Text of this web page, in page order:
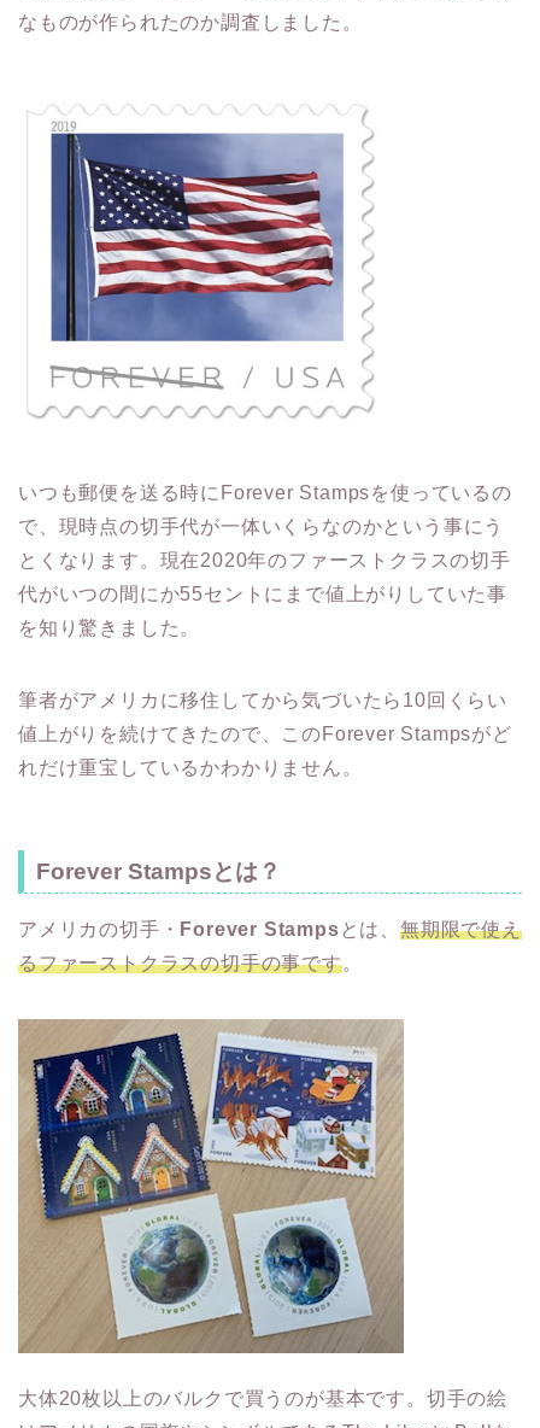
なものが作られたのか調査しました。
いつも郵便を送る時にForever Stampsを使っているの
で、現時点の切手代が一体いくらなのかという事にう
とくなります。現在2020年のファーストクラスの切手
代がいつの間にか55セントにまで値上がりしていた事
を知り驚きました。
筆者がアメリカに移住してから気づいたら10回くらい
値上がりを続けてきたので、このForever Stampsがど
れだけ重宝しているかわかりません。
Forever Stampsとは？
アメリカの切手・ Forever Stamps とは、無期限で使え
るファーストクラスの切手の事です。
大体20枚以上のバルクで買うのが基本です。切手の絵